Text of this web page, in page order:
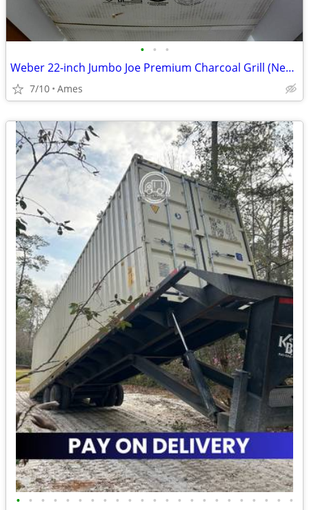
• • •
Weber 22-inch Jumbo Joe Premium Charcoal Grill (New with Warranty)
7/10 Ames
• • • • • • • • • • • • • • • • • • • • • • •